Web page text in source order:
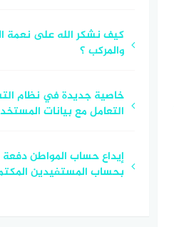
كيف نشكر الله على نعمة
والمركب ؟
التعامل مع بيانات
بحساب المستفيدين